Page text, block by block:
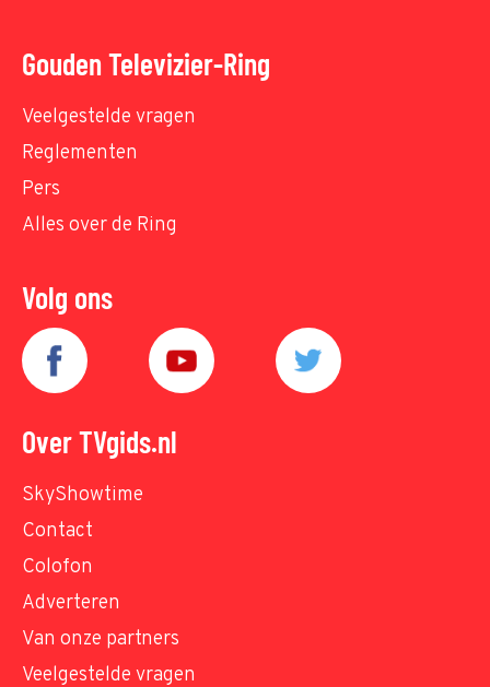
Gouden Televizier-Ring
Veelgestelde vragen
Reglementen
Pers
Alles over de Ring
Volg ons
Over TVgids.nl
SkyShowtime
Contact
Colofon
Adverteren
Van onze partners
Veelgestelde vragen